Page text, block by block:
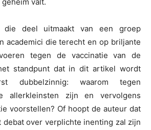
valt.
die deel uitmaakt van een groep
academici die terecht en op briljante
tegen de vaccinatie van de
standpunt dat in dit artikel wordt
dubbelzinnig: waarom tegen
allerkleinsten zijn en vervolgens
voorstellen? Of hoopt de auteur dat
debat over verplichte inenting zal zijn